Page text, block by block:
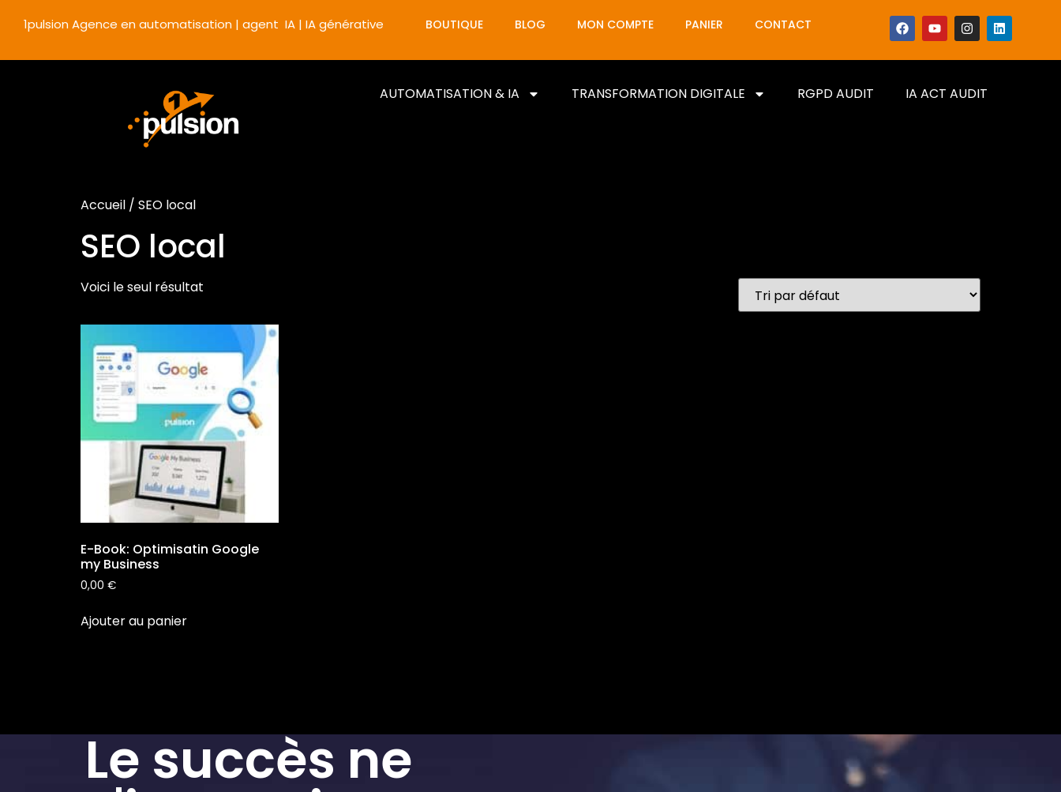
1pulsion Agence en automatisation | agent IA | IA générative BOUTIQUE BLOG MON COMPTE PANIER CONTACT
AUTOMATISATION & IA TRANSFORMATION DIGITALE RGPD AUDIT IA ACT AUDIT
Accueil / SEO local
SEO local
Voici le seul résultat
E-Book: Optimisatin Google
my Business
0,00 €
Ajouter au panier
Le succès ne